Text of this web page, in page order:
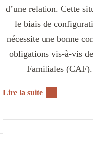
d’une relation. Cette
le biais de
nécessite une bonne
obligations vis-à-vis
Familiales
Lire la suite